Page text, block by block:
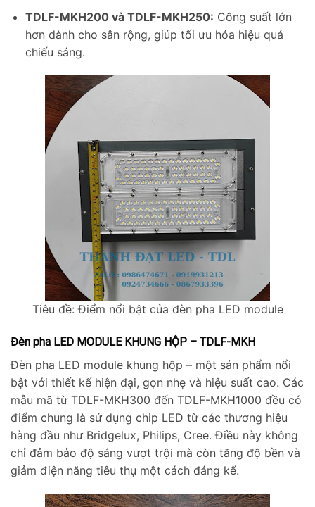
TDLF-MKH200 và TDLF-MKH250: Công suất lớn
hơn dành cho sân rộng, giúp tối ưu hóa hiệu quả
chiếu sáng.
Tiêu đề: Điểm nổi bật của đèn pha LED module
Đèn pha LED MODULE KHUNG HỘP – TDLF-MKH
Đèn pha LED module khung hộp – một sản phẩm nổi
bật với thiết kế hiện đại, gọn nhẹ và hiệu suất cao. Các
mẫu mã từ TDLF-MKH300 đến TDLF-MKH1000 đều có
điểm chung là sử dụng chip LED từ các thương hiệu
hàng đầu như Bridgelux, Philips, Cree. Điều này không
chỉ đảm bảo độ sáng vượt trội mà còn tăng độ bền và
giảm điện năng tiêu thụ một cách đáng kể.